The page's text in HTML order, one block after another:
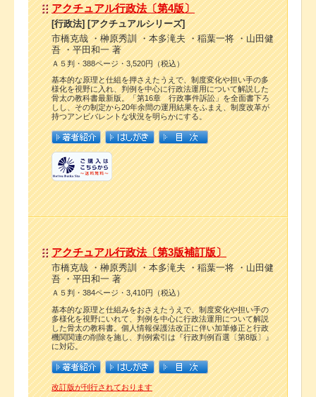
アクチュアル行政法〔第4版〕
[行政法] [アクチュアルシリーズ]
市橋克哉 ・榊原秀訓 ・本多滝夫 ・稲葉一将 ・山田健
吾 ・平田和一 著
Ａ５判・388ページ・3,520円（税込）
基本的な原理と仕組を押さえたうえで、制度変化や担い手の多
様化を視野に入れ、判例を中心に行政法運用について解説した
骨太の教科書最新版。「第16章 行政事件訴訟」を全面書下ろ
しし、その制定から20年余間の運用結果をふまえ、制度改革が
持つアンビバレントな状況を明らかにする。
アクチュアル行政法〔第3版補訂版〕
市橋克哉 ・榊原秀訓 ・本多滝夫 ・稲葉一将 ・山田健
吾 ・平田和一 著
Ａ５判・384ページ・3,410円（税込）
基本的な原理と仕組みをおさえたうえで、制度変化や担い手の
多様化を視野にいれて、判例を中心に行政法運用について解説
した骨太の教科書。個人情報保護法改正に伴い加筆修正と行政
機関関連の削除を施し、判例索引は『行政判例百選〔第8版〕』
に対応。
改訂版が刊行されております